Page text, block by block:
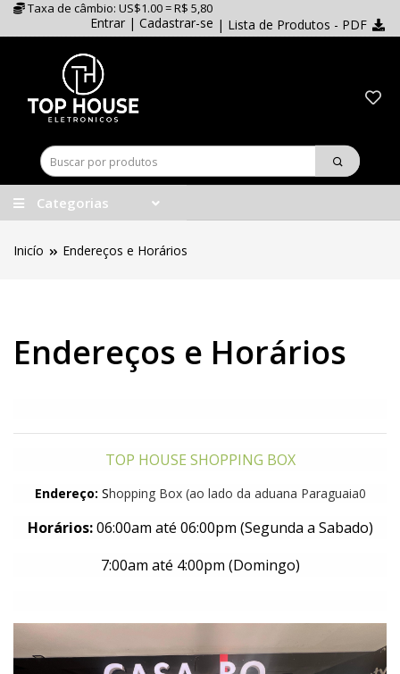
Taxa de câmbio: US$1.00 = R$ 5,80
Entrar | Cadastrar-se | Lista de Produtos - PDF
Categorias
Inicío Endereços e Horários
Endereços e Horários
TOP HOUSE SHOPPING BOX
Endereço: Shopping Box (ao lado da aduana Paraguaia0
Horários:06:00am até 06:00pm (Segunda a Sabado)
7:00am até 4:00pm (Domingo)